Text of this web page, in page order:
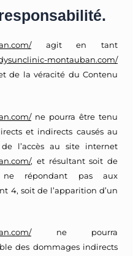
agit en tant
montauban.com/
de la véracité du Contenu
ne pourra être tenu
et indirects causés au
l’accès au site internet
, et résultant soit de
ne répondant pas aux
4, soit de l’apparition d’un
ne pourra
des dommages indirects